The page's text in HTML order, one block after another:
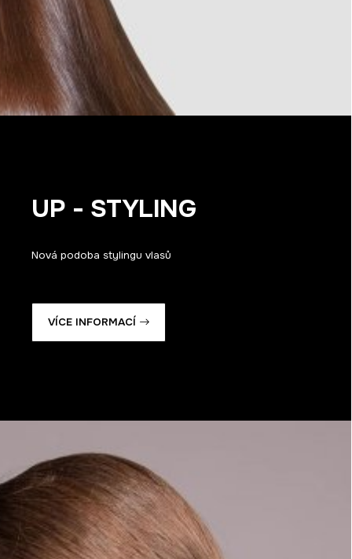
UP - STYLING
Nová podoba stylingu vlasů
VÍCE INFORMACÍ